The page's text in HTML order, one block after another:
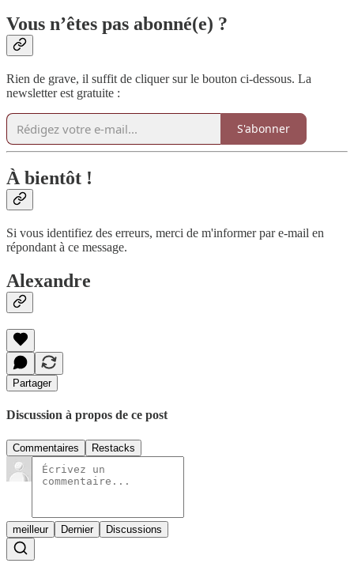
Vous n’êtes pas abonné(e) ?
Rien de grave, il suffit de cliquer sur le bouton ci-dessous. La
newsletter est gratuite :
S'abonner
À bientôt !
Si vous identifiez des erreurs, merci de m'informer par e-mail en
répondant à ce message.
​Alexandre
Partager
Discussion à propos de ce post
Commentaires Restacks
meilleur Dernier Discussions